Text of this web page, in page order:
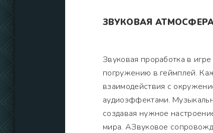
ЗВУКОВАЯ
Звуковая проработка в
погружению в геймплей.
взаимодействия с
аудиоэффектами.
создавая нужное
мира. АЗвуковое